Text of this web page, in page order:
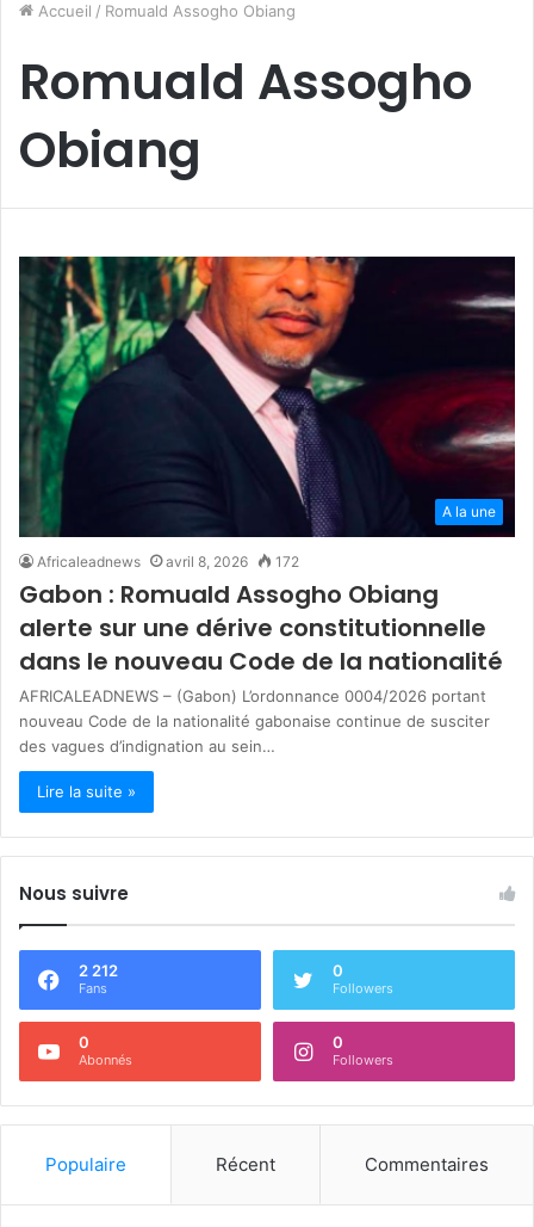
Accueil / Romuald Assogho Obiang
Romuald Assogho
Obiang
A la une
Africaleadnews avril 8, 2026 172
Gabon : Romuald Assogho Obiang
alerte sur une dérive constitutionnelle
dans le nouveau Code de la nationalité
AFRICALEADNEWS – (Gabon) L’ordonnance 0004/2026 portant
nouveau Code de la nationalité gabonaise continue de susciter
des vagues d’indignation au sein…
Lire la suite »
Nous suivre
2 212
Fans
0
Followers
0
Abonnés
0
Followers
Populaire Récent Commentaires